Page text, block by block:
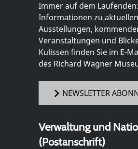
Immer auf dem Laufenden:
Informationen zu aktuellen
Ausstellungen,
Veranstaltungen und
Kulissen finden Sie im E-
des Richard Wagner
NEWSLETTER
Verwaltung und
(Postanschrift)